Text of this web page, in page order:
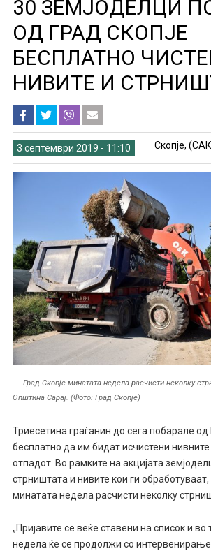
30 ЗЕМЈОДЕЛЦИ
ОД ГРАД СКОПЈЕ
БЕСПЛАТНО
НИВИТЕ И
3 септември 2019 - 11:10 Скопје,
Град Скопје минатата недела расчисти неколку
Општина Сарај. (Фото: Град Скопје)
Триесетина граѓанин до сега побарале од
бесплатно да им бидат исчистени
отпадот. Во рамките на акцијата
стрништата и нивите кои ги обработуваат,
минатата недела расчисти неколку
„Пријавите се веќе ставени на список и во
недела ќе се продолжи со